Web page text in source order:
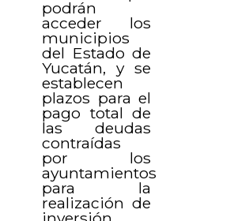
podrán
acceder los
municipios
del Estado de
Yucatán, y se
establecen
plazos para el
pago total de
las deudas
contraídas
por los
ayuntamientos
para la
realización de